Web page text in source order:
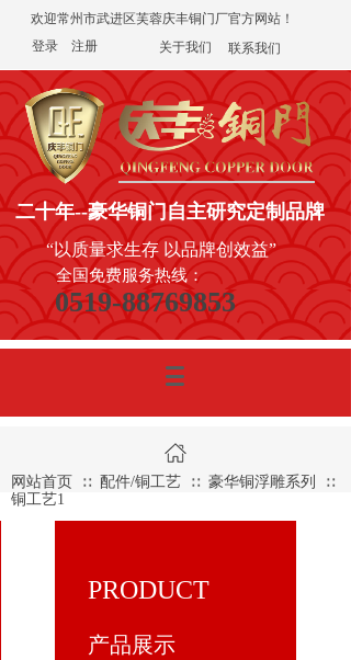
关于我们
登录 注册 联系我们
欢迎常州市武进区芙蓉庆丰铜门厂官方网站！
“以质量求生存 以品牌创效益”
0519-88769853
全国免费服务热线：
二十年--豪华铜门自主研究定制品牌
网站首页 ∷ 配件/铜工艺 ∷ 豪华铜浮雕系列 ∷
铜工艺1
产品展示
PRODUCT